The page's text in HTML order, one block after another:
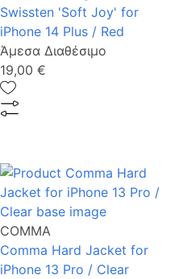
Swissten 'Soft Joy' for
iPhone 14 Plus / Red
Άμεσα Διαθέσιμο
19,00 €
COMMA
Comma Hard Jacket for
iPhone 13 Pro / Clear